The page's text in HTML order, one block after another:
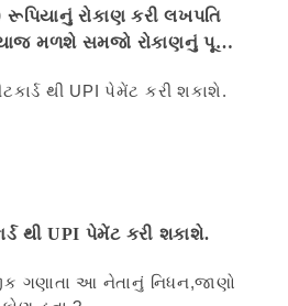
રૂપિયાનું રોકાણ કરી લખપતિ
મળશે સમજો રોકાણનું પૂરું
થી UPI પેમેંટ કરી શકાશે.